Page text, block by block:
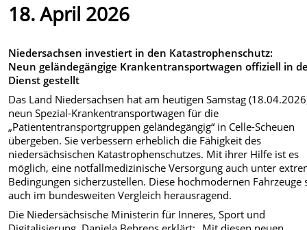
18. April 2026
Niedersachsen investiert in den Katastrophenschutz:
Neun geländegängige Krankentransportwagen offiziell in
Dienst gestellt
Das Land Niedersachsen hat am heutigen Samstag
neun Spezial-Krankentransportwagen für die
„Patiententransportgruppen geländegängig“ in Celle-Scheuen
übergeben. Sie verbessern erheblich die Fähigkeit des
niedersächsischen Katastrophenschutzes. Mit ihrer Hilfe ist es
möglich, eine notfallmedizinische Versorgung auch unter
Bedingungen sicherzustellen. Diese hochmodernen Fahrzeuge
auch im bundesweiten Vergleich herausragend.
Die Niedersächsische Ministerin für Inneres, Sport und